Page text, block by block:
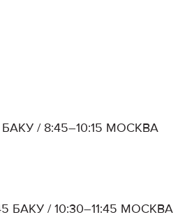
БАКУ / 8:45–10:15 МОСКВА
БАКУ / 10:30–11:45 МОСКВА